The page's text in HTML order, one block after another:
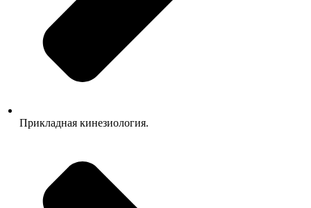
Прикладная кинезиология.